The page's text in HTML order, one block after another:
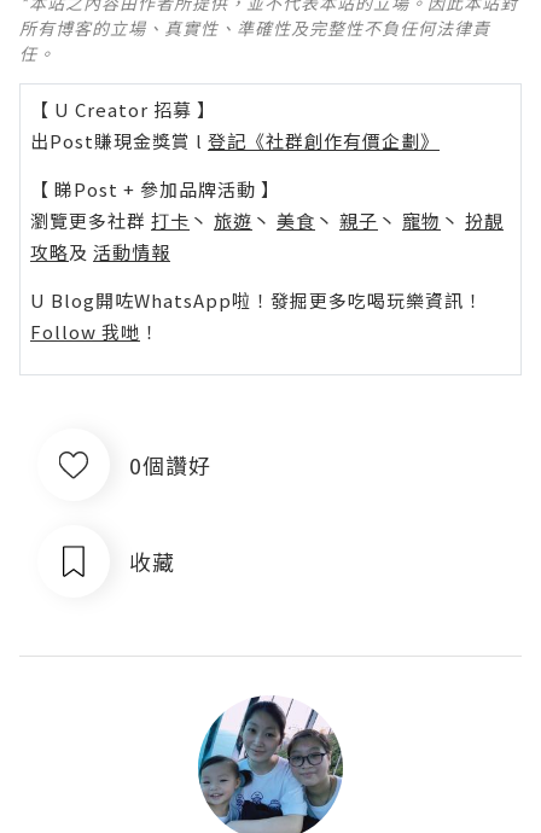
所有博客的立場、真實性、準確性及完整性不負任何法律責
任。
【 U Creator 招募 】
出Post賺現金獎賞 l 登記《社群創作有價企劃》
【 睇Post + 參加品牌活動 】
瀏覽更多社群 打卡 丶 旅遊 丶 美食 丶 親子 丶 寵物 丶 扮靚
攻略及 活動情報
U Blog開咗WhatsApp啦！發掘更多吃喝玩樂資訊！
Follow 我哋 ！
0個讚好
收藏